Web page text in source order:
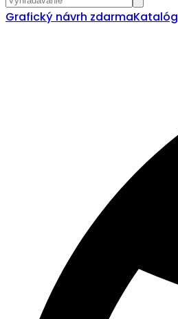
Grafický návrh zdarmaKatalóg